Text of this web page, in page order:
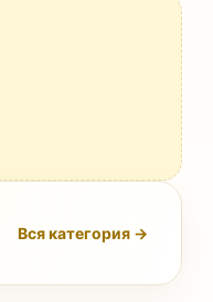
Вся категория →